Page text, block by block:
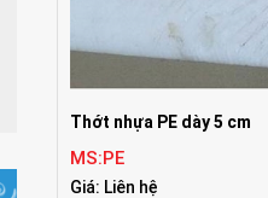
Thớt nhựa PE dày 5 cm
MS:PE
Giá: Liên hệ